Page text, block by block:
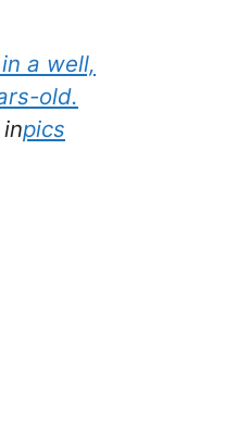
a well,
old.
inpics